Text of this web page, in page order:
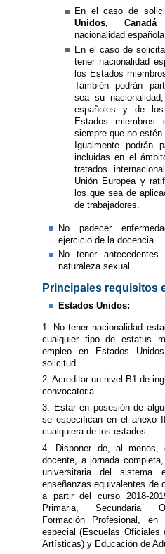
En el caso de
Unidos,
nacionalidad
En el caso de
tener nacionalidad
los Estados
También podrán
sea su
españoles y de
Estados miembros
siempre que no estén
Igualmente podrán
incluidas en el
tratados
Unión Europea y
los que sea de
de trabajadores.
No padecer
ejercicio de la docencia.
No tener
naturaleza sexual.
Principales requisitos
Estados Unidos:
1. No tener nacionalidad
cualquier tipo de estatus
empleo en Estados
solicitud.
2. Acreditar un nivel B1 de
convocatoria.
3. Estar en posesión de
se especifican en el anexo
cualquiera de los estados.
4. Disponer de, al menos,
docente, a jornada
universitaria del sistema
enseñanzas equivalentes de
a partir del curso 2018-
Primaria, Secundaria
Formación Profesional,
especial (Escuelas Oficiales
Artísticas) y Educación de